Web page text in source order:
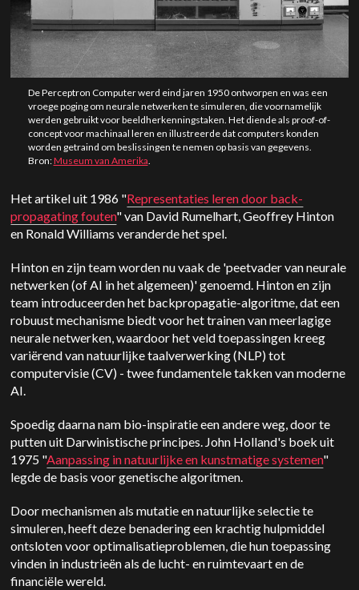
De Perceptron Computer werd eind jaren 1950 ontworpen en was een
vroege poging om neurale netwerken te simuleren, die voornamelijk
werden gebruikt voor beeldherkenningstaken. Het diende als proof-of-
concept voor machinaal leren en illustreerde dat computers konden
worden getraind om beslissingen te nemen op basis van gegevens.
Bron:Museum van Amerika.
Het artikel uit 1986 "Representaties leren door back-
propagating fouten" van David Rumelhart, Geoffrey Hinton
en Ronald Williams veranderde het spel.
Hinton en zijn team worden nu vaak de 'peetvader van neurale
netwerken (of AI in het algemeen)' genoemd. Hinton en zijn
team introduceerden het backpropagatie-algoritme, dat een
robuust mechanisme biedt voor het trainen van meerlagige
neurale netwerken, waardoor het veld toepassingen kreeg
variërend van natuurlijke taalverwerking (NLP) tot
computervisie (CV) - twee fundamentele takken van moderne
AI.
Spoedig daarna nam bio-inspiratie een andere weg, door te
putten uit Darwinistische principes. John Holland's boek uit
1975 "Aanpassing in natuurlijke en kunstmatige systemen"
legde de basis voor genetische algoritmen.
Door mechanismen als mutatie en natuurlijke selectie te
simuleren, heeft deze benadering een krachtig hulpmiddel
ontsloten voor optimalisatieproblemen, die hun toepassing
vinden in industrieën als de lucht- en ruimtevaart en de
financiële wereld.